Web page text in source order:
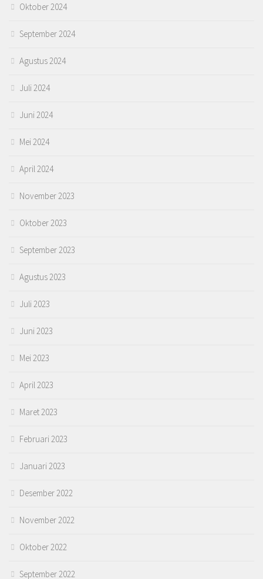
Oktober 2024
September 2024
Agustus 2024
Juli 2024
Juni 2024
Mei 2024
April 2024
November 2023
Oktober 2023
September 2023
Agustus 2023
Juli 2023
Juni 2023
Mei 2023
April 2023
Maret 2023
Februari 2023
Januari 2023
Desember 2022
November 2022
Oktober 2022
September 2022